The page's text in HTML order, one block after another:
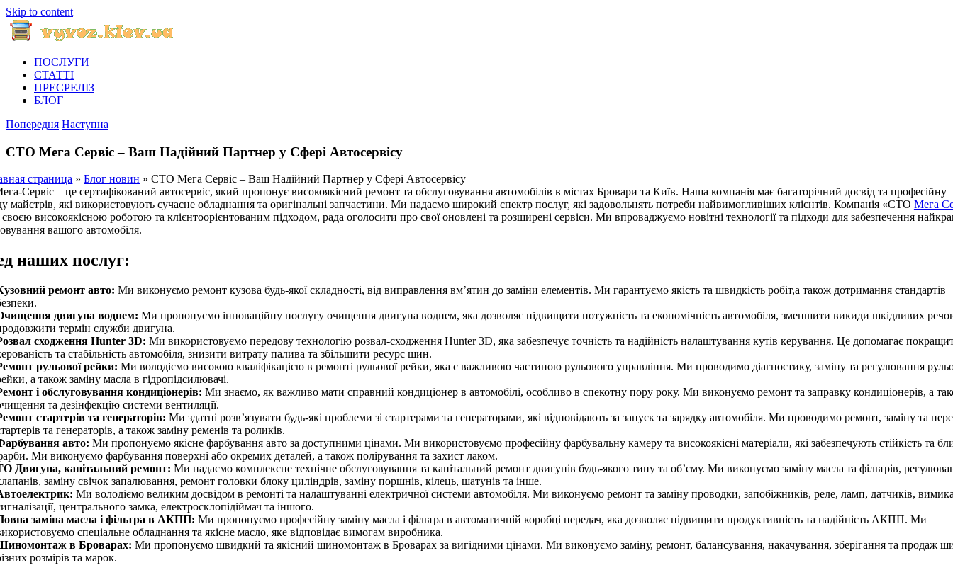
Skip to content
ПОСЛУГИ
СТАТТІ
ПРЕСРЕЛІЗ
БЛОГ
Попередня Наступна
СТО Мега Сервіс – Ваш Надійний Партнер у Сфері Автосервісу
страница »Блог новин »СТО Мега Сервіс – Ваш Надійний Партнер у Сфері Автосервісу
Сервіс – це сертифікований автосервіс, який пропонує високоякісний ремонт та обслуговування автомобілів в містах Бровари та Київ. Наша компанія має багаторічний досвід та професійну
майстрів, які використовують сучасне обладнання та оригінальні запчастини. Ми надаємо широкий спектр послуг, які задовольнять потреби найвимогливіших клієнтів. Компанія «СТО Мега
своєю високоякісною роботою та клієнтоорієнтованим підходом, рада оголосити про свої оновлені та розширені сервіси. Ми впроваджуємо новітні технології та підходи для забезпечення
вашого автомобіля.
наших послуг:
ремонт авто: Ми виконуємо ремонт кузова будь-якої складності, від виправлення вм’ятин до заміни елементів. Ми гарантуємо якість та швидкість робіт,а також дотримання стандартів
двигуна воднем: Ми пропонуємо інноваційну послугу очищення двигуна воднем, яка дозволяє підвищити потужність та економічність автомобіля, зменшити викиди шкідливих
термін служби двигуна.
сходження Hunter 3D: Ми використовуємо передову технологію розвал-сходження Hunter 3D, яка забезпечує точність та надійність налаштування кутів керування. Це допомагає
та стабільність автомобіля, знизити витрату палива та збільшити ресурс шин.
рульової рейки: Ми володіємо високою кваліфікацією в ремонті рульової рейки, яка є важливою частиною рульового управління. Ми проводимо діагностику, заміну та регулювання
а також заміну масла в гідропідсилювачі.
і обслуговування кондиціонерів: Ми знаємо, як важливо мати справний кондиціонер в автомобілі, особливо в спекотну пору року. Ми виконуємо ремонт та заправку кондиціонерів, а
та дезінфекцію системи вентиляції.
стартерів та генераторів: Ми здатні розв’язувати будь-які проблеми зі стартерами та генераторами, які відповідають за запуск та зарядку автомобіля. Ми проводимо ремонт, заміну та
та генераторів, а також заміну ременів та роликів.
авто: Ми пропонуємо якісне фарбування авто за доступними цінами. Ми використовуємо професійну фарбувальну камеру та високоякісні матеріали, які забезпечують стійкість та
Ми виконуємо фарбування поверхні або окремих деталей, а також полірування та захист лаком.
Двигуна, капітальний ремонт: Ми надаємо комплексне технічне обслуговування та капітальний ремонт двигунів будь-якого типу та об’єму. Ми виконуємо заміну масла та фільтрів,
заміну свічок запалювання, ремонт головки блоку циліндрів, заміну поршнів, кілець, шатунів та інше.
Ми володіємо великим досвідом в ремонті та налаштуванні електричної системи автомобіля. Ми виконуємо ремонт та заміну проводки, запобіжників, реле, ламп, датчиків,
центрального замка, електросклопідіймач та іншого.
заміна масла і фільтра в АКПП: Ми пропонуємо професійну заміну масла і фільтра в автоматичній коробці передач, яка дозволяє підвищити продуктивність та надійність АКПП. Ми
спеціальне обладнання та якісне масло, яке відповідає вимогам виробника.
в Броварах: Ми пропонуємо швидкий та якісний шиномонтаж в Броварах за вигідними цінами. Ми виконуємо заміну, ремонт, балансування, накачування, зберігання та продаж
розмірів та марок.